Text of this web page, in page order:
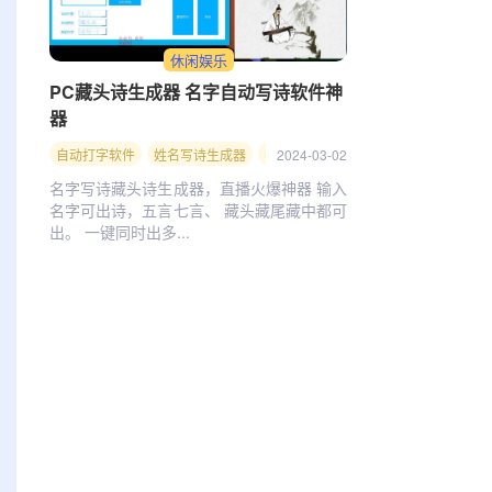
休闲娱乐
PC藏头诗生成器 名字自动写诗软件神
器
自动打字软件 姓名写诗生成器 名字写诗软件
2024-03-02
名字写诗藏头诗生成器，直播火爆神器 输入
名字可出诗，五言七言、 藏头藏尾藏中都可
出。 一键同时出多...